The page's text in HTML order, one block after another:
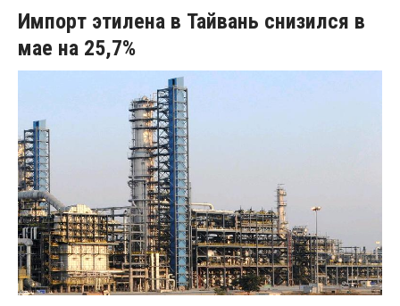
Импорт этилена в Тайвань снизился в
мае на 25,7%